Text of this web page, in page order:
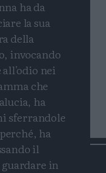
ha da
la sua
della
invocando
all'odio nei
che
ha
sferrandole
ha
il
in